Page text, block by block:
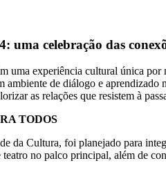
celebração das
uma experiência cultural única
de diálogo e
as relações que resistem à
TODOS
da Cultura, foi planejado para
teatro no palco principal, além de